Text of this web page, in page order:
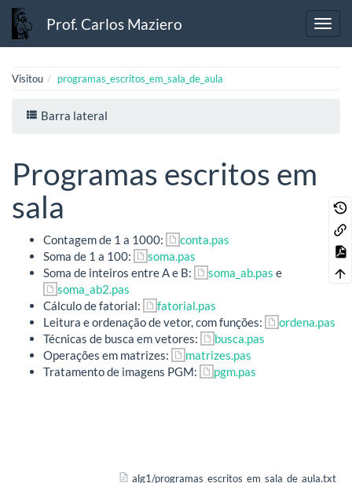
Prof. Carlos Maziero
Visitou programas_escritos_em_sala_de_aula
Barra lateral
Programas escritos em
sala
Contagem de 1 a 1000:
conta.pas
Soma de 1 a 100:
soma.pas
Soma de inteiros entre A e B:
soma_ab.pas e
soma_ab2.pas
Cálculo de fatorial:
fatorial.pas
Leitura e ordenação de vetor, com funções:
ordena.pas
Técnicas de busca em vetores:
busca.pas
Operações em matrizes:
matrizes.pas
Tratamento de imagens PGM:
pgm.pas
alg1/programas_escritos_em_sala_de_aula.txt